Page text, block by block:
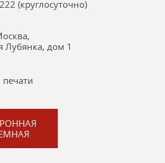
(круглосуточно)
Лубянка, дом 1
печати